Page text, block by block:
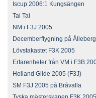
Iscup 2006:1 Kungsängen
Tai Tai
NM i F3J 2005
Decemberflygning på Ålleberg
Lövstakastet F3K 2005
Erfarenheter från VM i F3B
Holland Glide 2005 (F3J)
SM F3J 2005 på Bråvalla